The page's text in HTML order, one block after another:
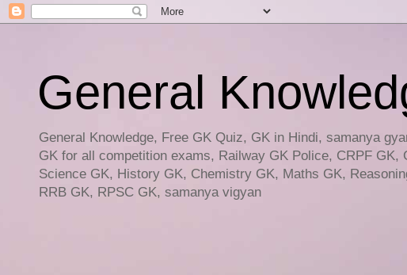
General
General Knowledge, Free GK Quiz, GK in Hindi, samanya
GK for all competition exams, Railway GK Police, CRPF
Science GK, History GK, Chemistry GK, Maths GK,
RRB GK, RPSC GK, samanya vigyan